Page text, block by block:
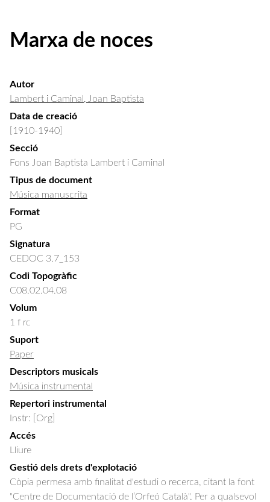
Marxa de noces
Autor
Lambert i Caminal, Joan Baptista
Data de creació
[1910-1940]
Secció
Fons Joan Baptista Lambert i Caminal
Tipus de document
Música manuscrita
Format
PG
Signatura
CEDOC 3.7_153
Codi Topogràfic
C08.02.04.08
Volum
1 f rc
Suport
Paper
Descriptors musicals
Música instrumental
Repertori instrumental
Instr: [Org]
Accés
Lliure
Gestió dels drets d'explotació
Còpia permesa amb finalitat d'estudi o recerca, citant la font
"Centre de Documentació de l’Orfeó Català". Per a qualsevol